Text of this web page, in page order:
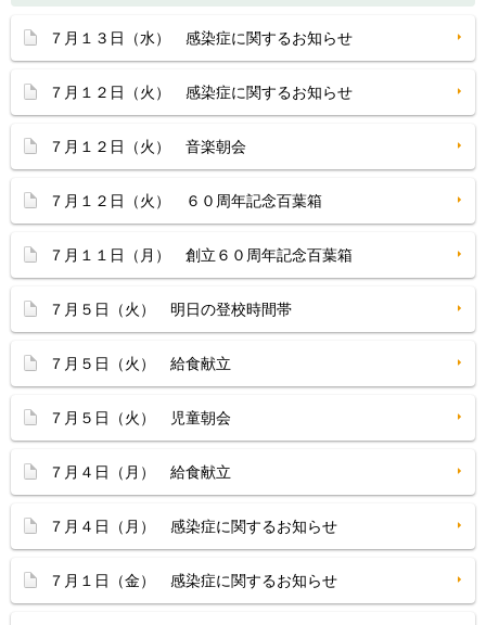
７月１３日（水） 感染症に関するお知らせ
７月１２日（火） 感染症に関するお知らせ
７月１２日（火） 音楽朝会
７月１２日（火） ６０周年記念百葉箱
７月１１日（月） 創立６０周年記念百葉箱
７月５日（火） 明日の登校時間帯
７月５日（火） 給食献立
７月５日（火） 児童朝会
７月４日（月） 給食献立
７月４日（月） 感染症に関するお知らせ
７月１日（金） 感染症に関するお知らせ